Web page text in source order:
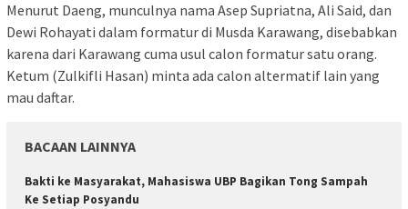
Menurut Daeng, munculnya nama Asep Supriatna, Ali Said, dan
Dewi Rohayati dalam formatur di Musda Karawang, disebabkan
karena dari Karawang cuma usul calon formatur satu orang.
Ketum (Zulkifli Hasan) minta ada calon altermatif lain yang
mau daftar.
BACAAN LAINNYA
Bakti ke Masyarakat, Mahasiswa UBP Bagikan Tong Sampah
Ke Setiap Posyandu